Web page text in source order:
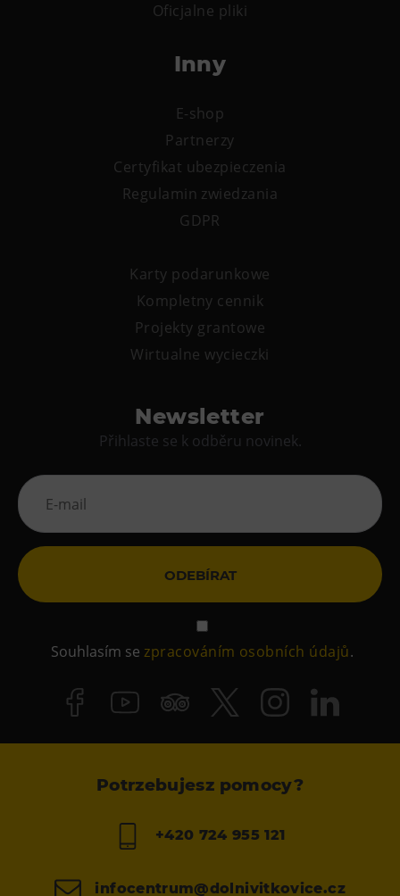
Oficjalne pliki
Inny
E-shop
Partnerzy
Certyfikat ubezpieczenia
Regulamin zwiedzania
GDPR
Karty podarunkowe
Kompletny cennik
Projekty grantowe
Wirtualne wycieczki
Newsletter
Přihlaste se k odběru novinek.
ODEBÍRAT
Souhlasím sezpracováním osobních údajů.
Potrzebujesz pomocy?
+420 724 955 121
infocentrum@dolnivitkovice.cz